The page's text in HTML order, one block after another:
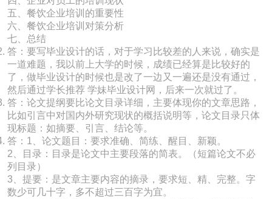
五、餐饮企业培训的重要性
六、餐饮企业培训对策分析
七、总结
答：要写毕业设计的话，对于学习比较差的人来说，确实是
一道难题，我以前上大学的时候，成绩已经算是比较好的
了，做毕业设计的时候也是改了一边又一遍还是没有通过，
然后通过学长推荐 学妹毕业设计网，后来一次就过了。
答：论文提纲要比论文目录详细，主要体现你的文章思路，
比如引言中对国内外研究现状的概括说明等，论文目录只体
现标题：如摘要、引言、结论等。
答：1、论文题目：要求准确、简练、醒目、新颖。
2、目录：目录是论文中主要段落的简表。（短篇论文不必
列目录）
3、提要：是文章主要内容的摘录，要求短、精、完整。字
数少可几十字，多不超过三百字为宜。